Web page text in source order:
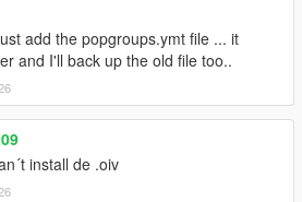
add the popgroups.ymt file ... it
and I'll back up the old file too..
install de .oiv